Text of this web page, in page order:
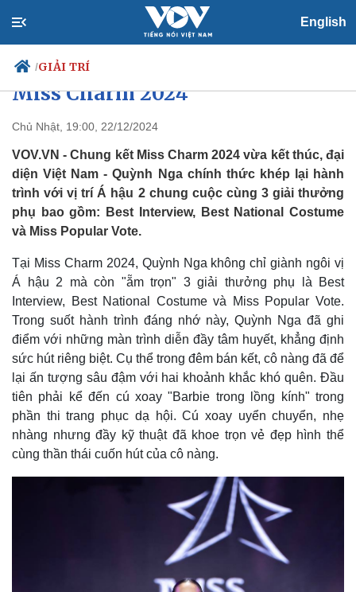
English
/GIẢI TRÍ
Chính trị
Đảng
Tổ chức nhân sự
Quốc hội
Nhận diện sự thật
Xã hội
Tin 24h
Dự báo thời tiết
Giáo dục
Dấu ấn VOV
Biển đảo
Bí mật đằng sau "Vũ điệu Hoa
Ban" gây sốt của Quỳnh Nga tại
Miss Charm 2024
Chủ Nhật, 19:00, 22/12/2024
VOV.VN - Chung kết Miss Charm 2024 vừa kết thúc, đại
diện Việt Nam - Quỳnh Nga chính thức khép lại hành
trình với vị trí Á hậu 2 chung cuộc cùng 3 giải thưởng
phụ bao gồm: Best Interview, Best National Costume
và Miss Popular Vote.
Tại Miss Charm 2024, Quỳnh Nga không chỉ giành ngôi vị
Á hậu 2 mà còn "ẵm trọn" 3 giải thưởng phụ là Best
Interview, Best National Costume và Miss Popular Vote.
Trong suốt hành trình đáng nhớ này, Quỳnh Nga đã ghi
điểm với những màn trình diễn đầy tâm huyết, khẳng định
sức hút riêng biệt. Cụ thể trong đêm bán kết, cô nàng đã để
lại ấn tượng sâu đậm với hai khoảnh khắc khó quên. Đầu
tiên phải kể đến cú xoay "Barbie trong lồng kính" trong
phần thi trang phục dạ hội. Cú xoay uyển chuyển, nhẹ
nhàng nhưng đầy kỹ thuật đã khoe trọn vẻ đẹp hình thể
cùng thần thái cuốn hút của cô nàng.